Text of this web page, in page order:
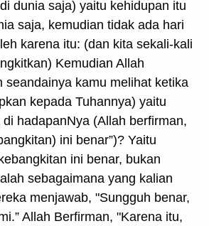
dunia saja) yaitu kehidupan itu
saja, kemudian tidak ada hari
karena itu: (dan kita sekali-kali
Kemudian Allah
seandainya kamu melihat ketika
kepada Tuhannya) yaitu
hadapanNya (Allah berfirman,
ini benar”)? Yaitu
ini benar, bukan
sebagaimana yang kalian
menjawab, "Sungguh benar,
Allah Berfirman, "Karena itu,